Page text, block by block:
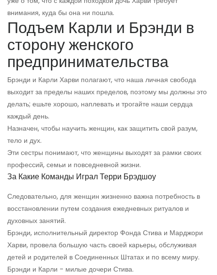
внимания, куда бы она ни пошла.
Подъем Карли и Брэнди в
сторону женского
предпринимательства
Брэнди и Карли Харви полагают, что наша личная свобода
выходит за пределы наших пределов, поэтому мы должны это
делать; ешьте хорошо, наплевать и трогайте наши сердца
каждый день.
Назначен, чтобы научить женщин, как защитить свой разум,
тело и дух.
Эти сестры понимают, что женщины выходят за рамки своих
профессий, семьи и повседневной жизни.
За Какие Команды Играл Терри Брэдшоу
Следовательно, для женщин жизненно важна потребность в
восстановлении путем создания ежедневных ритуалов и
духовных занятий.
Брэнди, исполнительный директор Фонда Стива и Марджори
Харви, провела большую часть своей карьеры, обслуживая
детей и родителей в Соединенных Штатах и ​​по всему миру.
Брэнди и Карли - милые дочери Стива.